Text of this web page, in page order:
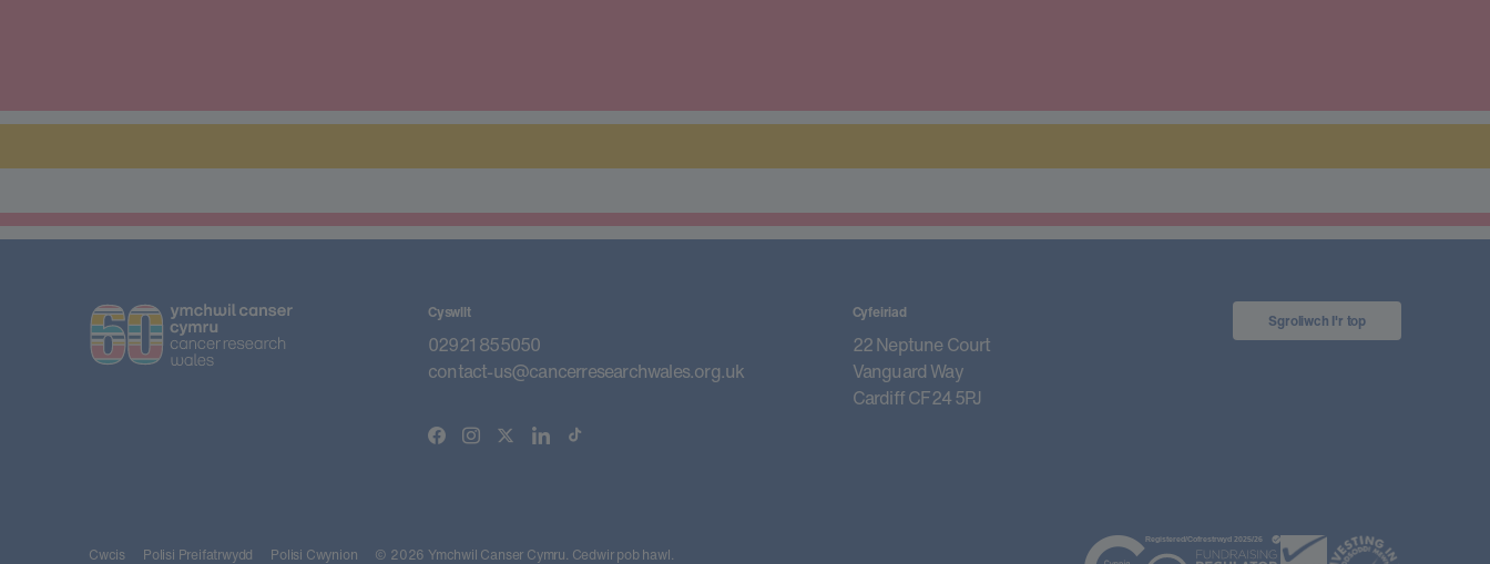
Sgroliwch I'r top
Cyswllt
02921 855050
contact-us@cancerresearchwales.org.uk
Cyfeiriad
22 Neptune Court
Vanguard Way
Cardiff CF24 5PJ
Cwcis Polisi Preifatrwydd Polisi Cwynion © 2026 Ymchwil Canser Cymru. Cedwir pob hawl.